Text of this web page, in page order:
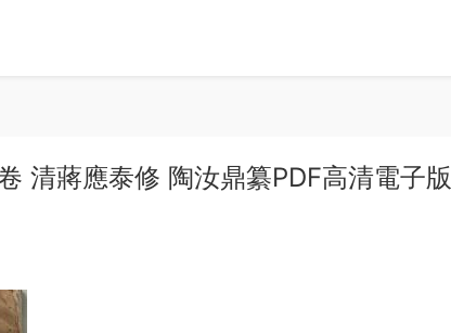
清蔣應泰修 陶汝鼎纂PDF高清電子版